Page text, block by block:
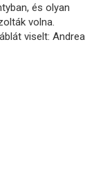
és olyan
volna.
viselt: Andrea